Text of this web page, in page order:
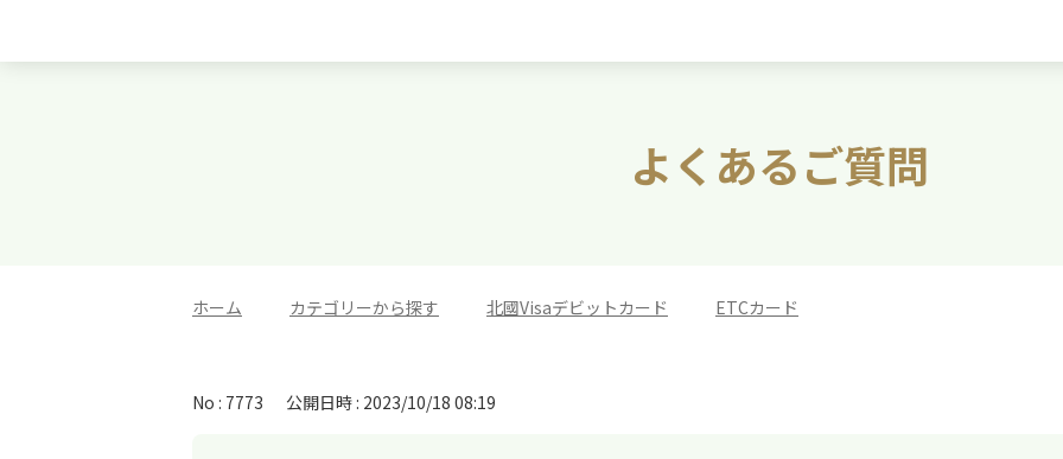
よくあるご質問
ホーム カテゴリーから探す 北國Visaデビットカード ETCカード
No : 7773 公開日時 : 2023/10/18 08:19